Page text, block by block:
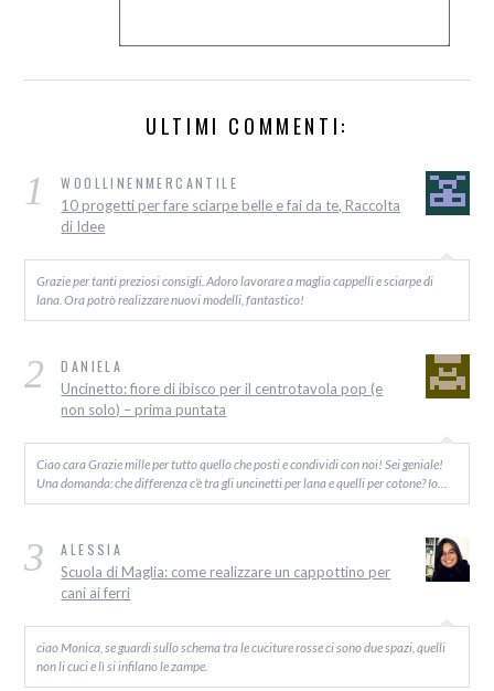
ULTIMI COMMENTI:
1 WOOLLINENMERCANTILE
10 progetti per fare sciarpe belle e fai da te, Raccolta
di Idee
Grazie per tanti preziosi consigli. Adoro lavorare a maglia cappelli e sciarpe di
lana. Ora potrò realizzare nuovi modelli, fantastico!
2 DANIELA
Uncinetto: fiore di ibisco per il centrotavola pop (e
non solo) – prima puntata
Ciao cara Grazie mille per tutto quello che posti e condividi con noi! Sei geniale!
Una domanda: che differenza c’è tra gli uncinetti per lana e quelli per cotone? Io…
3 ALESSIA
Scuola di Maglia: come realizzare un cappottino per
cani ai ferri
ciao Monica, se guardi sullo schema tra le cuciture rosse ci sono due spazi, quelli
non li cuci e lì si infilano le zampe.